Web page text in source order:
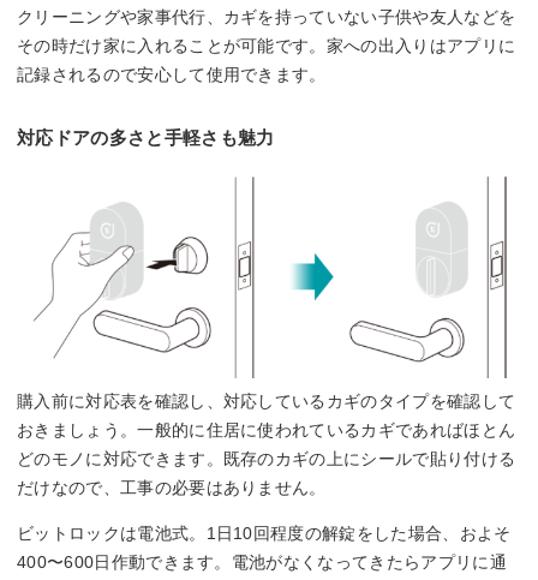
クリーニングや家事代行、カギを持っていない子供や友人などを
その時だけ家に入れることが可能です。家への出入りはアプリに
記録されるので安心して使用できます。
対応ドアの多さと手軽さも魅力
購入前に対応表を確認し、対応しているカギのタイプを確認して
おきましょう。一般的に住居に使われているカギであればほとん
どのモノに対応できます。既存のカギの上にシールで貼り付ける
だけなので、工事の必要はありません。
ビットロックは電池式。1日10回程度の解錠をした場合、およそ
400〜600日作動できます。電池がなくなってきたらアプリに通